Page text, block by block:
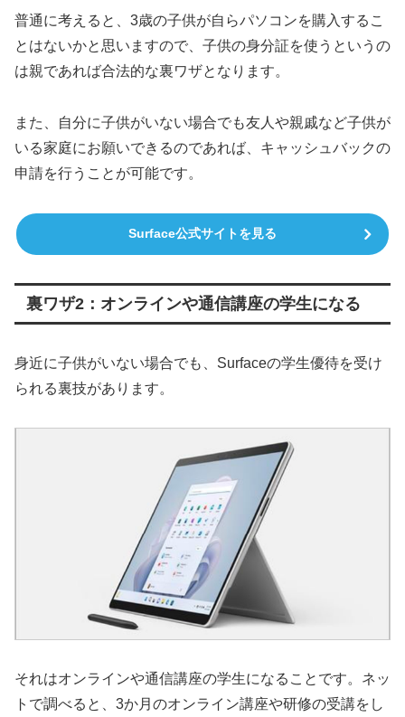
普通に考えると、3歳の子供が自らパソコンを購入するこ
とはないかと思いますので、子供の身分証を使うというの
は親であれば合法的な裏ワザとなります。
また、自分に子供がいない場合でも友人や親戚など子供が
いる家庭にお願いできるのであれば、キャッシュバックの
申請を行うことが可能です。
Surface公式サイトを見る
裏ワザ2：オンラインや通信講座の学生になる
身近に子供がいない場合でも、Surfaceの学生優待を受け
られる裏技があります。
それはオンラインや通信講座の学生になることです。ネッ
トで調べると、3か月のオンライン講座や研修の受講をし